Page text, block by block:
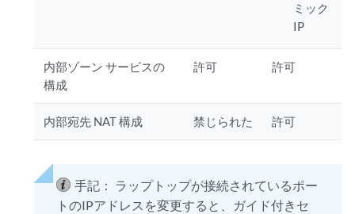
ミック
IP
内部ゾーン サービスの
構成
許可 許可
内部宛先 NAT 構成 禁じられた 許可
手記： ラップトップが接続されているポー
トのIPアドレスを変更すると、ガイド付きセ